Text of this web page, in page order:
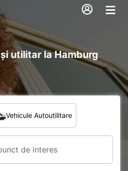
utilitar la Hamburg
Vehicule Autoutilitare